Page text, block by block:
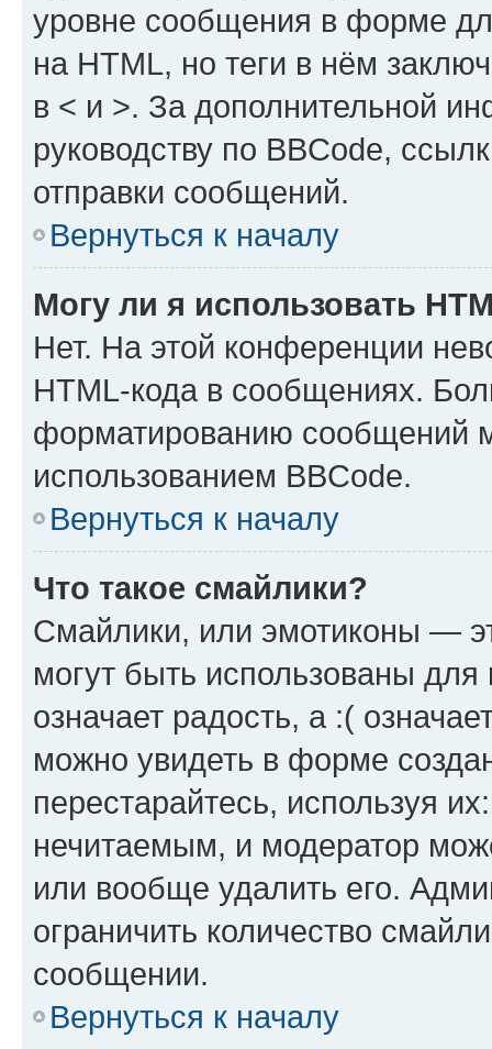
уровне сообщения в форме
на HTML, но теги в нём
в < и >. За дополнительной
руководству по BBCode,
отправки сообщений.
Вернуться к началу
Могу ли я использовать
Нет. На этой конференции
HTML-кода в сообщениях.
форматированию сообщений
использованием BBCode.
Вернуться к началу
Что такое смайлики?
Смайлики, или эмотиконы —
могут быть использованы
означает радость, а :(
можно увидеть в форме
перестарайтесь, используя
нечитаемым, и модератор
или вообще удалить его.
ограничить количество
сообщении.
Вернуться к началу